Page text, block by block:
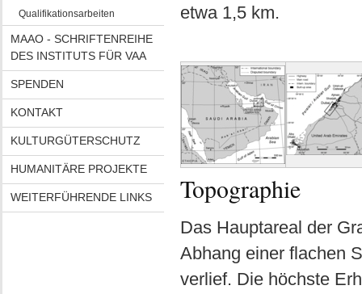
Qualifikationsarbeiten
MAAO - SCHRIFTENREIHE
DES INSTITUTS FÜR VAA
SPENDEN
KONTAKT
KULTURGÜTERSCHUTZ
HUMANITÄRE PROJEKTE
WEITERFÜHRENDE LINKS
etwa 1,5 km.
Topographie
Das Hauptareal der
Abhang einer flachen
verlief. Die höchste